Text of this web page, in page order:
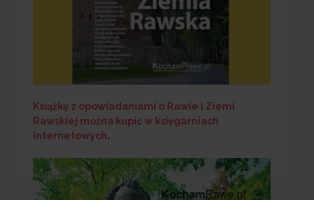
Książkę z opowiadaniami o Rawie i Ziemi
Rawskiej można kupić w księgarniach
internetowych.